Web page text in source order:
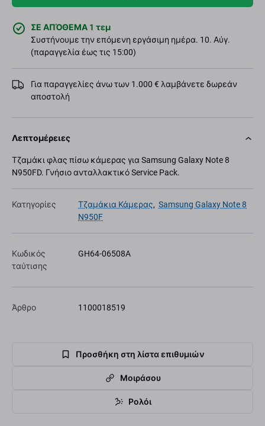
ΣΕ ΑΠΌΘΕΜΑ 1 τεμ
Συστήνουμε την επόμενη εργάσιμη ημέρα. 10. Αύγ.
(παραγγελία έως τις 15:00)
Για παραγγελίες άνω των 1.000 € λαμβάνετε δωρεάν
αποστολή
Λεπτομέρειες
Τζαμάκι φλας πίσω κάμερας για Samsung Galaxy Note 8
N950FD. Γνήσιο ανταλλακτικό Service Pack.
Κατηγορίες Τζαμάκια Κάμερας, Samsung Galaxy Note 8
N950F
Κωδικός
ταύτισης
GH64-06508A
Άρθρο 1100018519
Προσθήκη στη λίστα επιθυμιών
Μοιράσου
Ρολόι